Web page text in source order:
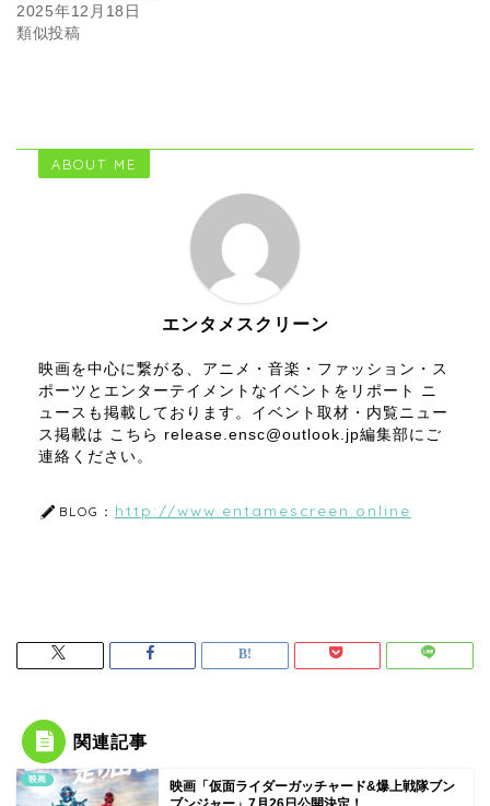
2025年12月18日
類似投稿
ABOUT ME
エンタメスクリーン
映画を中心に繋がる、アニメ・音楽・ファッション・ス
ポーツとエンターテイメントなイベントをリポート ニ
ュースも掲載しております。イベント取材・内覧ニュー
ス掲載は こちら release.ensc@outlook.jp編集部にご
連絡ください。
BLOG： http://www.entamescreen.online
関連記事
映画
映画「仮面ライダーガッチャード&爆上戦隊ブン